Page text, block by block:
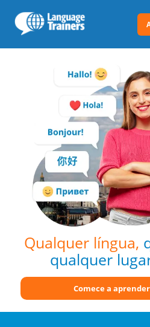
Qualquer língua,
qualquer
Comece a